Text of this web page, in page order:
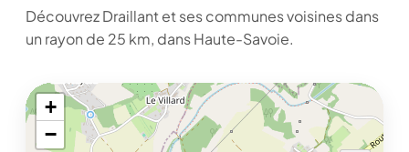
Découvrez Draillant et ses communes voisines dans
un rayon de 25 km, dans Haute-Savoie.
+
−